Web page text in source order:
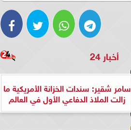
أخبار 24
سامر شقير: سندات الخزانة الأمريكية ما
زالت الملاذ الدفاعي الأول في العالم